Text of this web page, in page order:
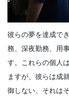
彼らの夢を達成で
務、深夜勤務、用
す。これらの個人
ますが、彼らは成
御しない、それは